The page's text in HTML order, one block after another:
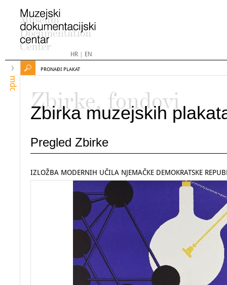
HR| EN
mdc
PRONAĐI PLAKAT
Zbirke, fondovi
Zbirka muzejskih
Pregled Zbirke
IZLOŽBA MODERNIH UČILA NJEMAČKE DEMOKRATSKE